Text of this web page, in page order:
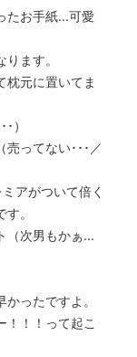
たお手紙...可愛
ます。
枕元に置いてま
）
売ってない･･･／
アがついて倍く
。
（次男もかぁ...
ったですよ。
！！！って起こ